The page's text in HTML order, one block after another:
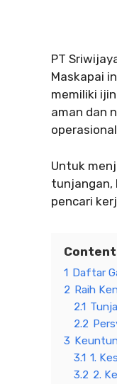
PT
Maskapai
memiliki
aman dan
Untuk
tunjangan,
pencari
1 Daftar
2 Raih
2.1
2.2
3
3.1 1.
3.2 2.